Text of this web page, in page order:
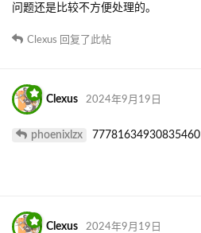
问题还是比较不方便处理的。
Clexus 回复了此帖
Clexus 2024年9月19日
phoenixlzx
Clexus 2024年9月19日